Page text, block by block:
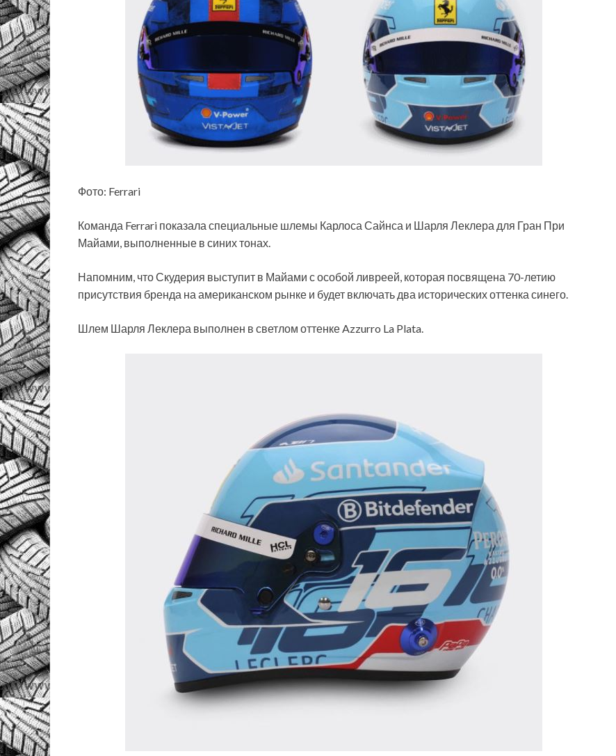
Фото: Ferrari
Команда Ferrari показала специальные шлемы Карлоса Сайнса и Шарля Леклера для Гран При
Майами, выполненные в синих тонах.
Напомним, что Скудерия выступит в Майами с особой ливреей, которая посвящена 70-летию
присутствия бренда на американском рынке и будет включать два исторических оттенка синего.
Шлем Шарля Леклера выполнен в светлом оттенке Azzurro La Plata.